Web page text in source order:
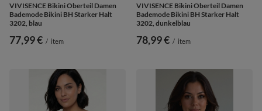
VIVISENCE Bikini Oberteil Damen
Bademode Bikini BH Starker Halt
3202, blau
77,99 € / item
VIVISENCE Bikini Oberteil Damen
Bademode Bikini BH Starker Halt
3202, dunkelblau
78,99 € / item